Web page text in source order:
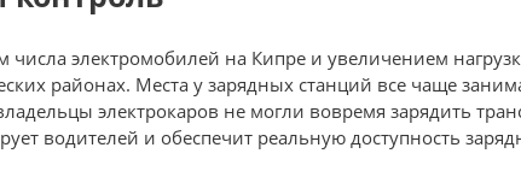
электромобилей на Кипре и увеличением
районах. Места у зарядных станций все чаще
электрокаров не могли вовремя зарядить
водителей и обеспечит реальную доступность